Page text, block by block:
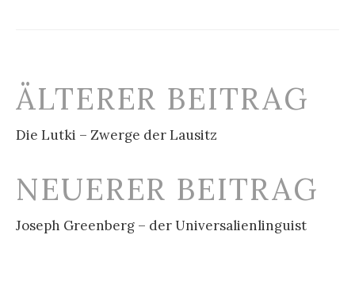
Beitrags-
ÄLTERER BEITRAG
Die Lutki – Zwerge der Lausitz
NEUERER BEITRAG
Joseph Greenberg – der Universalienlinguist